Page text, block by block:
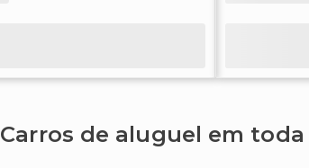
Carros de aluguel em toda